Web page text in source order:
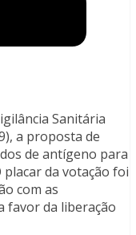
Sanitária
a proposta de
de antígeno para
placar da votação foi
com as
favor da liberação